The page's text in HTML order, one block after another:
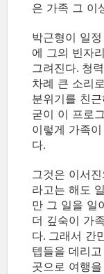
은 가족 그 이
박근형이 일
에 그의 빈자
그려진다. 청
차례 큰 소리
분위기를 친
굳이 이 프로
이렇게 가족
다.
그것은 이서
라고는 해도
만 그 일을 일
더 깊숙이 가
다. 그래서 간
텝들을 데리
곳으로 여행